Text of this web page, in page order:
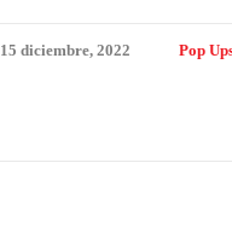
15 diciembre, 2022 Pop